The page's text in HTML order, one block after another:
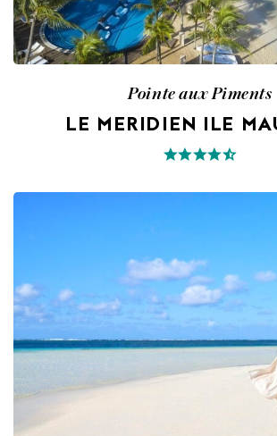
Pointe aux Piments
LE MERIDIEN ILE